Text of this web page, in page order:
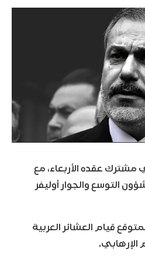
عقده الأربعاء، مع
التوسع والجوار أوليفر
قيام العشائر العربية
الإرهابي.